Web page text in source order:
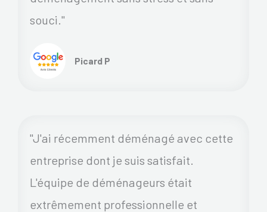
souci."
Picard P
"J'ai récemment déménagé avec cette
entreprise dont je suis satisfait.
L'équipe de déménageurs était
extrêmement professionnelle et